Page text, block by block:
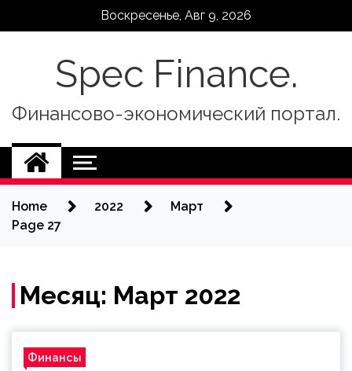
Воскресенье, Авг 9, 2026
Spec Finance.
Финансово-экономический портал.
Home 2022
Март
Page 27
Месяц: Март 2022
Финансы